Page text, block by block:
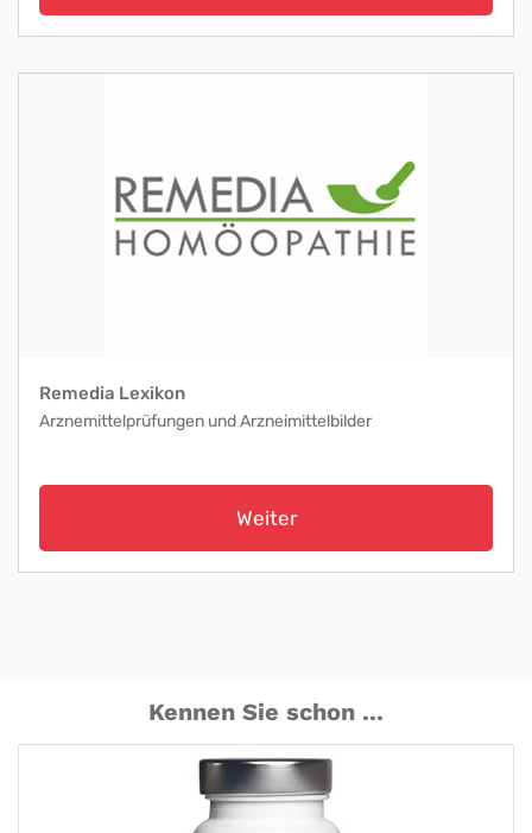
Remedia Lexikon
Arznemittelprüfungen und Arzneimittelbilder
Weiter
Kennen Sie schon ...